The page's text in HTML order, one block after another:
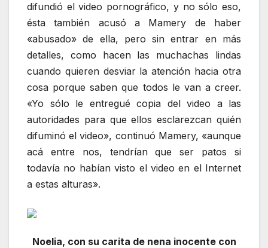
difundió el video pornográfico, y no sólo eso,
ésta también acusó a Mamery de haber
«abusado» de ella, pero sin entrar en más
detalles, como hacen las muchachas lindas
cuando quieren desviar la atención hacia otra
cosa porque saben que todos le van a creer.
«Yo sólo le entregué copia del video a las
autoridades para que ellos esclarezcan quién
difuminó el video», continuó Mamery, «aunque
acá entre nos, tendrían que ser patos si
todavía no habían visto el video en el Internet
a estas alturas».
Noelia, con su carita de nena inocente con